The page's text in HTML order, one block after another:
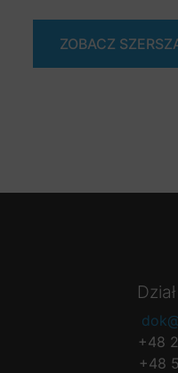
ZOBACZ
+48
+48